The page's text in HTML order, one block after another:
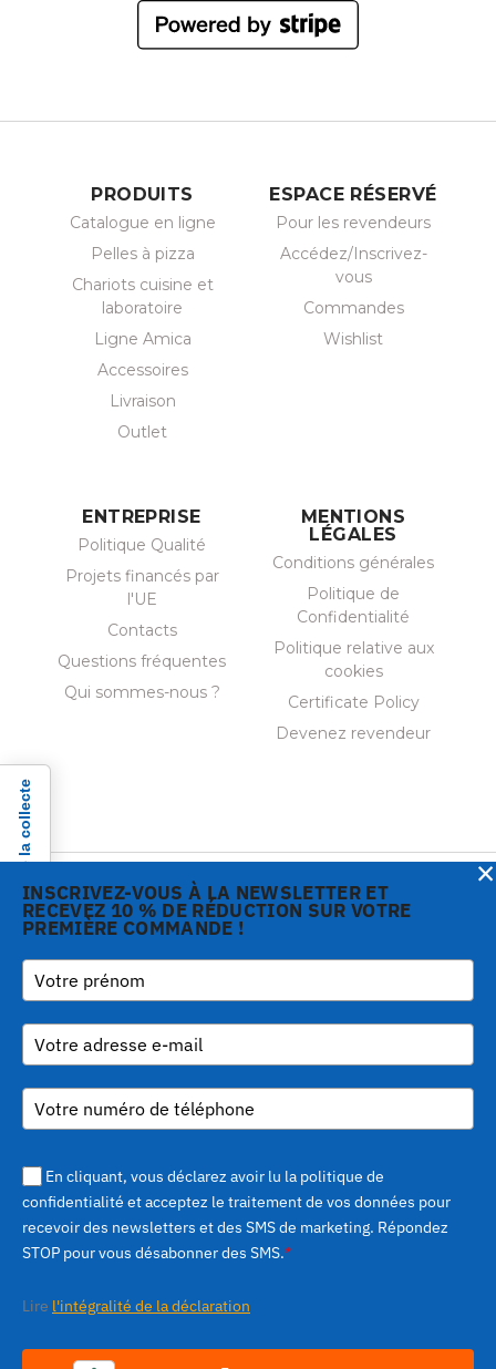
PRODUITS
Catalogue en ligne
Pelles à pizza
Chariots cuisine et
laboratoire
Ligne Amica
Accessoires
Livraison
Outlet
ESPACE RÉSERVÉ
Pour les revendeurs
Accédez/Inscrivez-
vous
Commandes
Wishlist
ENTREPRISE
Politique Qualité
Projets financés par
l'UE
Contacts
Questions fréquentes
Qui sommes-nous ?
MENTIONS
LÉGALES
Conditions générales
Politique de
Confidentialité
Politique relative aux
cookies
Certificate Policy
Devenez revendeur
Copyright © 2026 Gi.Metal
srl - VAT no. 01888690979
Via Croce Rossa 1/C - 51037
Montale PT
Téléphone:+39 0573
inform@gimetal.it
UI v. 0.0.240 prod
Vos choix en matière de confidentialité
Notification lors de la collecteINSCRIVEZ-VOUS À LA NEWSLETTER ET
RECEVEZ 10 % DE RÉDUCTION SUR VOTRE
PREMIÈRE COMMANDE !
En cliquant, vous déclarez avoir lu la politique de
confidentialité et acceptez le traitement de vos données pour
recevoir des newsletters et des SMS de marketing. Répondez
STOP pour vous désabonner des SMS.*
Lire l'intégralité de la déclaration
×